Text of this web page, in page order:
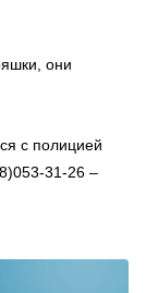
они
с полицией
31-26 –